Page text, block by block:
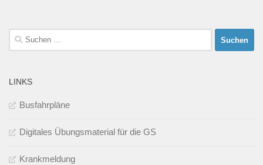
Suchen
nach:
LINKS
Busfahrpläne
Digitales Übungsmaterial für die GS
Krankmeldung